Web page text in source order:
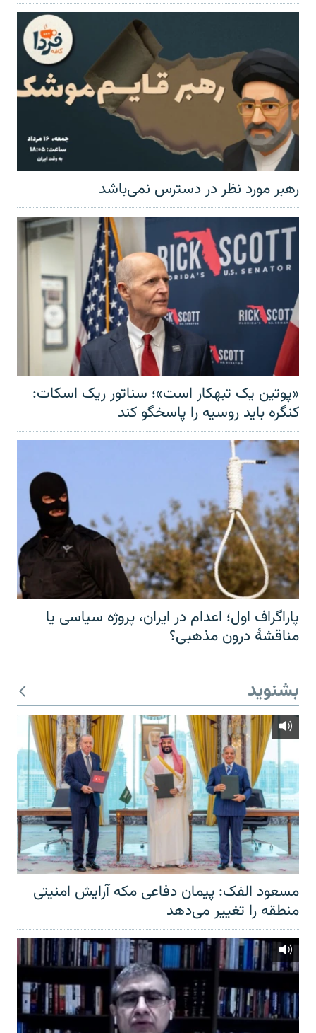
رهبر مورد نظر در دسترس نمی‌باشد
«پوتین یک تبهکار است»؛ سناتور ریک اسکات:
کنگره باید روسیه را پاسخگو کند
پاراگراف اول؛ اعدام در ایران، پروژه سیاسی یا
مناقشهٔ درون مذهبی؟
بشنوید
مسعود الفک: پیمان دفاعی مکه آرایش امنیتی
منطقه را تغییر می‌دهد